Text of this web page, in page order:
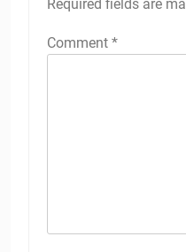
Required fields are
Comment *